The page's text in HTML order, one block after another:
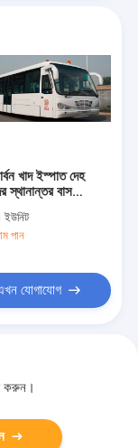
খাদ ইস্পাত দেহ
স্থানান্তর বাস
ইউনিট
পান
যোগাযোগ
করুন।